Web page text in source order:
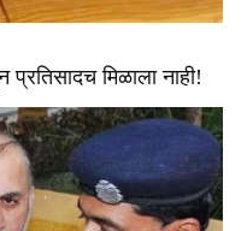
मिळाला नाही!